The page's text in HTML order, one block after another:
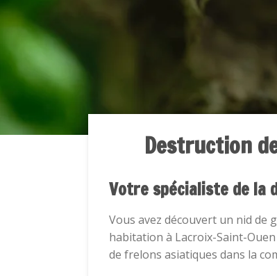
Destruction
Votre spécialiste de la
Vous avez découvert un nid de
habitation à Lacroix-Saint-
de frelons asiatiques dans la